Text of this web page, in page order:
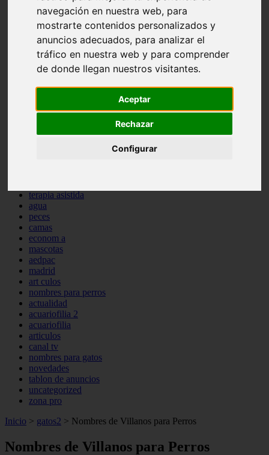
navegación en nuestra web, para
mostrarte contenidos personalizados y
anuncios adecuados, para analizar el
tráfico en nuestra web y para comprender
de donde llegan nuestros visitantes.
Aceptar
Rechazar
Configurar
comportamiento
protagonistas
reptiles
abandono
adopci n
ferias
higiene
snacks
iberzoo propet
terapia asistida
agua
peces
camas
econom a
mascotas
aedpac
madrid
art culos
nombres para perros
actualidad
acuariofilia 2
acuariofilia
articulos
canal tv
nombres para gatos
novedades
tablon de anuncios
uncategorized
zona pro
Inicio > gatos2 > Nombres de Villanos para Perros
Nombres de Villanos para Perros